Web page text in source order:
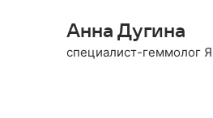
Анна Дугина
специалист-геммолог